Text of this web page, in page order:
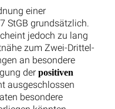
einer
StGB grundsätzlich.
jedoch zu lang
zum Zwei-Drittel-
an besondere
der positiven
ausgeschlossen
besondere